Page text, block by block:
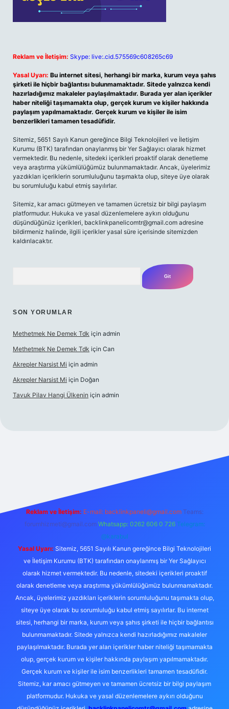
Reklam ve İletişim: Skype: live:.cid.575569c608265c69
Yasal Uyarı: Bu internet sitesi, herhangi bir marka, kurum veya şahıs
şirketi ile hiçbir bağlantısı bulunmamaktadır. Sitede yalnızca kendi
hazırladığımız makaleler paylaşılmaktadır. Burada yer alan içerikler
haber niteliği taşımamakta olup, gerçek kurum ve kişiler hakkında
paylaşım yapılmamaktadır. Gerçek kurum ve kişiler ile isim
benzerlikleri tamamen tesadüfidir.
Sitemiz, 5651 Sayılı Kanun gereğince Bilgi Teknolojileri ve İletişim
Kurumu (BTK) tarafından onaylanmış bir Yer Sağlayıcı olarak hizmet
vermektedir. Bu nedenle, sitedeki içerikleri proaktif olarak denetleme
veya araştırma yükümlülüğümüz bulunmamaktadır. Ancak, üyelerimiz
yazdıkları içeriklerin sorumluluğunu taşımakta olup, siteye üye olarak
bu sorumluluğu kabul etmiş sayılırlar.
Sitemiz, kar amacı gütmeyen ve tamamen ücretsiz bir bilgi paylaşım
platformudur. Hukuka ve yasal düzenlemelere aykırı olduğunu
düşündüğünüz içerikleri, backlinkpanelicomtr@gmail.com adresine
bildirmeniz halinde, ilgili içerikler yasal süre içerisinde sitemizden
kaldırılacaktır.
SON YORUMLAR
Methetmek Ne Demek Tdk için admin
Methetmek Ne Demek Tdk için Can
Akrepler Narsist Mi için admin
Akrepler Narsist Mi için Doğan
Tavuk Pilav Hangi Ülkenin için admin
Reklam ve İletişim: E-mail: backlinkpaneli@gmail.com Teams:
forumhizmeti@gmail.com Whatsapp: 0262 606 0 726 Telegram:
@karabul
Yasal Uyarı: Sitemiz, 5651 Sayılı Kanun gereğince Bilgi Teknolojileri
ve İletişim Kurumu (BTK) tarafından onaylanmış bir Yer Sağlayıcı
olarak hizmet vermektedir. Bu nedenle, sitedeki içerikleri proaktif
olarak denetleme veya araştırma yükümlülüğümüz bulunmamaktadır.
Ancak, üyelerimiz yazdıkları içeriklerin sorumluluğunu taşımakta olup,
siteye üye olarak bu sorumluluğu kabul etmiş sayılırlar. Bu internet
sitesi, herhangi bir marka, kurum veya şahıs şirketi ile hiçbir bağlantısı
bulunmamaktadır. Sitede yalnızca kendi hazırladığımız makaleler
paylaşılmaktadır. Burada yer alan içerikler haber niteliği taşımamakta
olup, gerçek kurum ve kişiler hakkında paylaşım yapılmamaktadır.
Gerçek kurum ve kişiler ile isim benzerlikleri tamamen tesadüfidir.
Sitemiz, kar amacı gütmeyen ve tamamen ücretsiz bir bilgi paylaşım
platformudur. Hukuka ve yasal düzenlemelere aykırı olduğunu